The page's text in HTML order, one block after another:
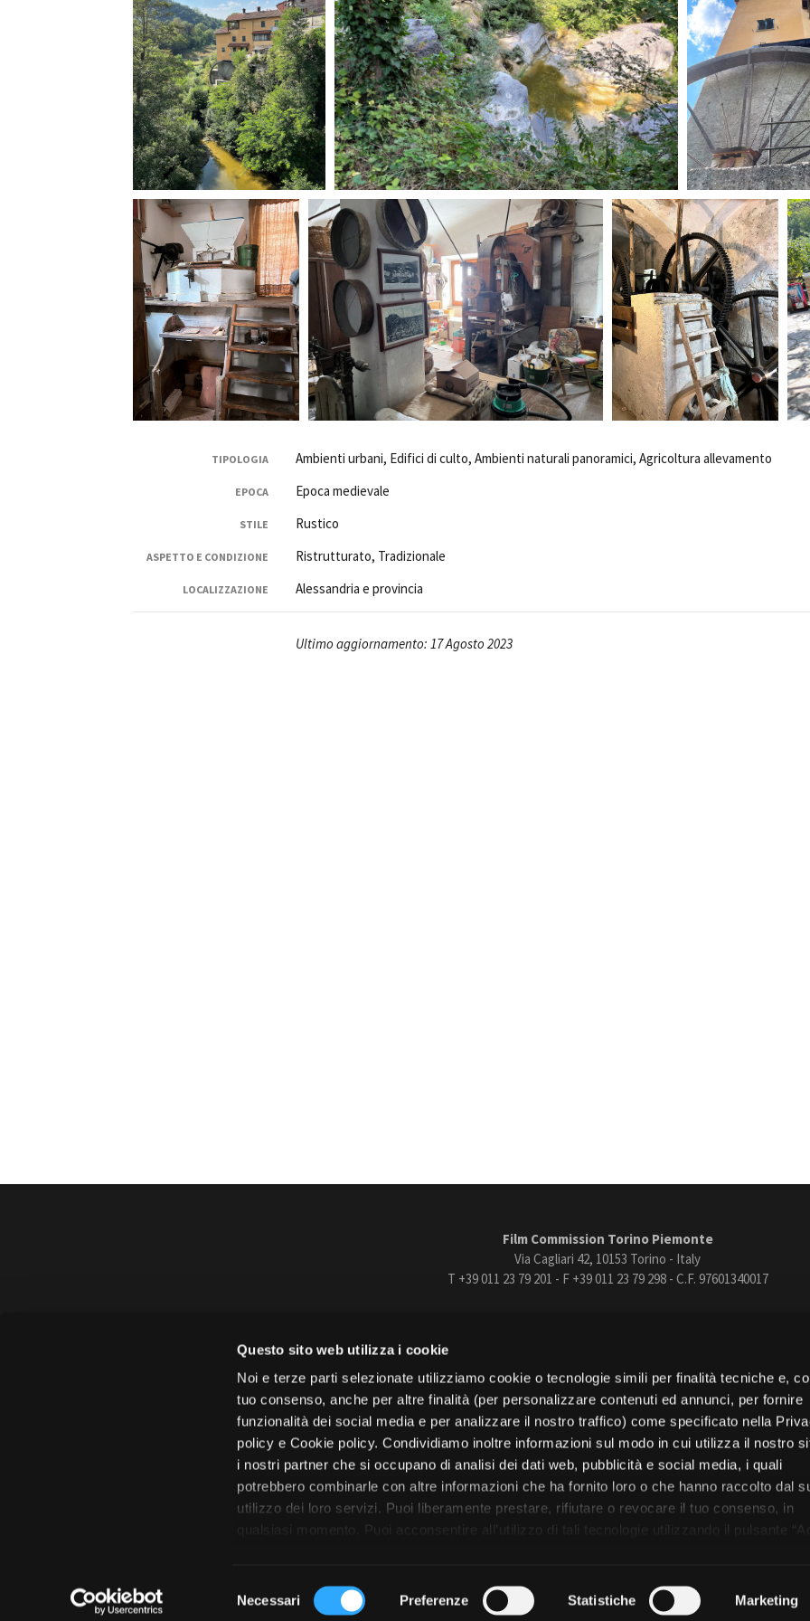
Questo sito web utilizza i cookie
Noi e terze parti selezionate utilizziamo cookie o tecnologie simili per finalità tecniche e,
tuo consenso, anche per altre finalità (per personalizzare contenuti ed annunci, per fornire
funzionalità dei social media e per analizzare il nostro traffico) come specificato nella
policy e Cookie policy. Condividiamo inoltre informazioni sul modo in cui utilizza il nostro
i nostri partner che si occupano di analisi dei dati web, pubblicità e social media, i quali
potrebbero combinarle con altre informazioni che ha fornito loro o che hanno raccolto dal
utilizzo dei loro servizi. Puoi liberamente prestare, rifiutare o revocare il tuo consenso, in
qualsiasi momento. Puoi acconsentire all’utilizzo di tali tecnologie utilizzando il pulsante
e
Necessari Preferenze Statistiche Marketing
Rete regionale
Bilancio sociale
Amministrazione trasparente
Bandi e gare
Sostenibilità ambientale
SERVIZI
Servizi generali
Location scouting
Spazi nella sede FCTP
Sala Casting
Sala Paolo Tenna
FILM FUNDS
Piemonte Film Tv Fund
Piemonte Film Tv Development Fund
Piemonte Doc Film Fund
Short Film Fund
LOCATION GUIDE
FILM DATABASE
BOOK DATABASE
NEWS
CASTING
EVENTI, SPECIALI
Anteprime in Piemonte
TFI Torino Film Industry - Production
Days
Avenue Cove - Erasmus +
Guarda che storia!
La Grazia - Immagini e location della
Torino di Paolo Sorrentino
Open Day
Locarno
Mostra
Toronto
Festa
Torino
David di
Nastri
Premio
Lavora
Stage -
Elenco
Amministrazione trasparente
TIPOLOGIA Ambienti urbani, Edifici di culto, Ambienti naturali panoramici, Agricoltura allevamento
EPOCA Epoca medievale
STILE Rustico
ASPETTO E CONDIZIONE Ristrutturato, Tradizionale
LOCALIZZAZIONE Alessandria e provincia
Ultimo aggiornamento: 17 Agosto 2023
Film Commission Torino Piemonte
Via Cagliari 42, 10153 Torino - Italy
T +39 011 23 79 201 - F +39 011 23 79 298 - C.F. 97601340017
FacebookInstagramYoutubeVimeo
Città di Torino Regione Piemonte
© 2026 Fondazione Film Commission Torino Piemonte. Tutti i diritti riservati.